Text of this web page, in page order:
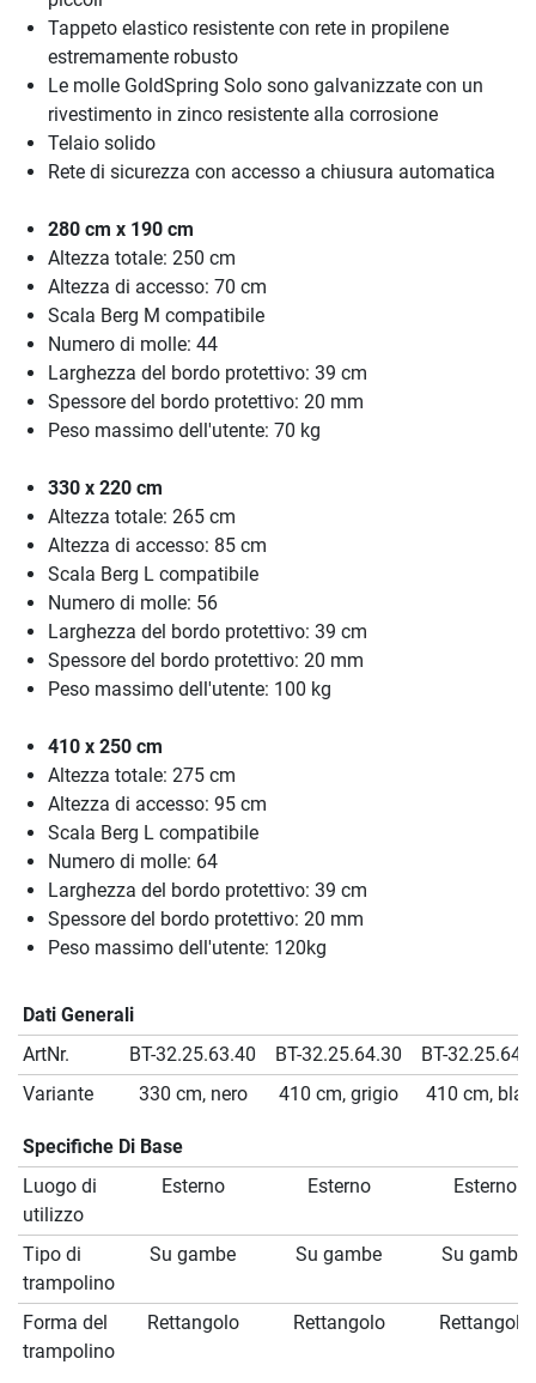
Tappeto elastico resistente con rete in propilene
estremamente robusto
Le molle GoldSpring Solo sono galvanizzate con un
rivestimento in zinco resistente alla corrosione
Telaio solido
Rete di sicurezza con accesso a chiusura automatica
280 cm x 190 cm
Altezza totale: 250 cm
Altezza di accesso: 70 cm
Scala Berg M compatibile
Numero di molle: 44
Larghezza del bordo protettivo: 39 cm
Spessore del bordo protettivo: 20 mm
Peso massimo dell'utente: 70 kg
330 x 220 cm
Altezza totale: 265 cm
Altezza di accesso: 85 cm
Scala Berg L compatibile
Numero di molle: 56
Larghezza del bordo protettivo: 39 cm
Spessore del bordo protettivo: 20 mm
Peso massimo dell'utente: 100 kg
410 x 250 cm
Altezza totale: 275 cm
Altezza di accesso: 95 cm
Scala Berg L compatibile
Numero di molle: 64
Larghezza del bordo protettivo: 39 cm
Spessore del bordo protettivo: 20 mm
Peso massimo dell'utente: 120kg
Dati Generali
ArtNr.
BT-32.25.63.40 BT-32.25.64.30
BT-
Variante
330 cm, nero 410 cm, grigio 410 cm,
Specifiche Di Base
Luogo di
utilizzo
Esterno Esterno Esterno
Tipo di
trampolino
Su gambe Su gambe Su gambe
Forma del
trampolino
Rettangolo Rettangolo Rettangolo